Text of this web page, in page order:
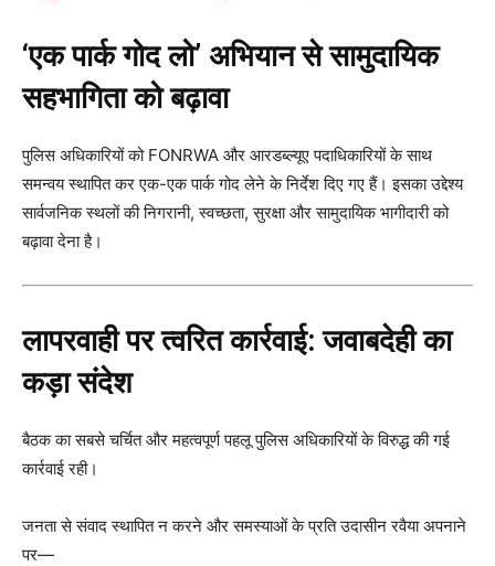
‘एक पार्क गोद लो’ अभियान से सामुदायिक
सहभागिता को बढ़ावा
पुलिस अधिकारियों को FONRWA और आरडब्ल्यूए पदाधिकारियों के साथ
समन्वय स्थापित कर एक-एक पार्क गोद लेने के निर्देश दिए गए हैं। इसका उद्देश्य
सार्वजनिक स्थलों की निगरानी, स्वच्छता, सुरक्षा और सामुदायिक भागीदारी को
बढ़ावा देना है।
लापरवाही पर त्वरित कार्रवाई: जवाबदेही का
कड़ा संदेश
बैठक का सबसे चर्चित और महत्वपूर्ण पहलू पुलिस अधिकारियों के विरुद्ध की गई
कार्रवाई रही।
जनता से संवाद स्थापित न करने और समस्याओं के प्रति उदासीन रवैया अपनाने
पर—